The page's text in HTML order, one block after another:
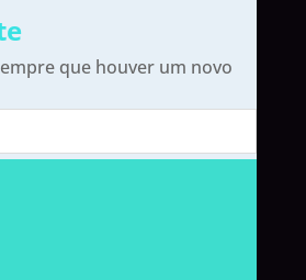
que houver um novo